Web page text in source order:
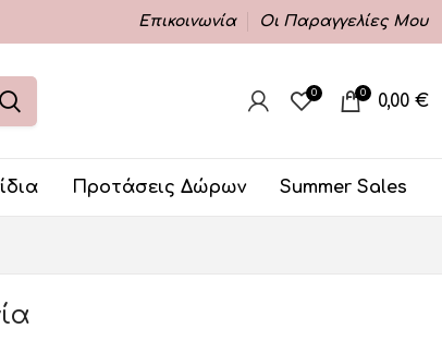
Επικοινωνία Οι Παραγγελίες Μου
0 0 0,00 €
Προτάσεις Δώρων Summer Sales